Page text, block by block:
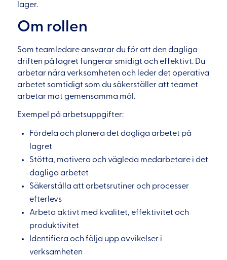
lager.
Om rollen
Som teamledare ansvarar du för att den dagliga
driften på lagret fungerar smidigt och effektivt. Du
arbetar nära verksamheten och leder det operativa
arbetet samtidigt som du säkerställer att teamet
arbetar mot gemensamma mål.
Exempel på arbetsuppgifter:
Fördela och planera det dagliga arbetet på
lagret
Stötta, motivera och vägleda medarbetare i det
dagliga arbetet
Säkerställa att arbetsrutiner och processer
efterlevs
Arbeta aktivt med kvalitet, effektivitet och
produktivitet
Identifiera och följa upp avvikelser i
verksamheten